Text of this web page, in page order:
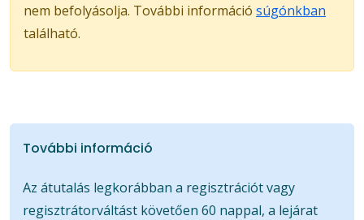
nem befolyásolja. További információ súgónkban
található.
További információ
Az átutalás legkorábban a regisztrációt vagy
regisztrátorváltást követően 60 nappal, a lejárat